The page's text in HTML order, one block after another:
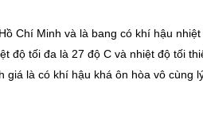
Chí Minh và là bang có khí hậu
độ tối đa là 27 độ C và nhiệt độ tối
là có khí hậu khá ôn hòa vô cùng